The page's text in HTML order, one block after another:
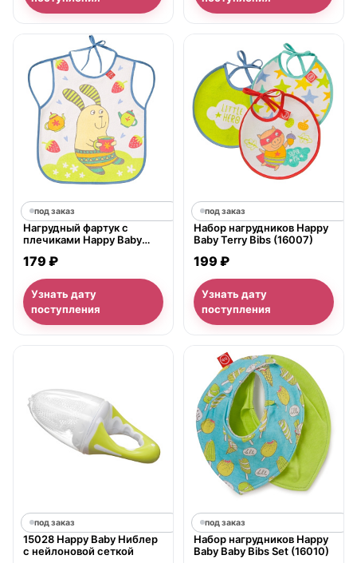
под заказ
Нагрудный фартук с
плечиками Happy Baby
(16011)
179 ₽
Узнать дату
поступления
под заказ
Набор нагрудников Happy
Baby Terry Bibs (16007)
199 ₽
Узнать дату
поступления
под заказ
15028 Happy Baby Ниблер
с нейлоновой сеткой
под заказ
Набор нагрудников Happy
Baby Baby Bibs Set (16010)